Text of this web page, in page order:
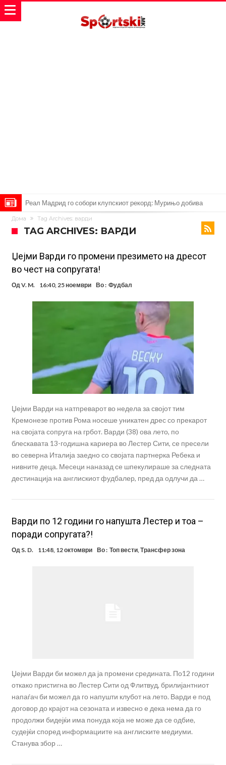
Милан ја доби првата понуда за Леао
Италијански петтолигаш добива неверојатен стадион од 62
Голем удар за Барселона: Херојот на финалето на Светското
првенство сака да замине
Фотографија од авион ги воодушеви навивачите на Реал:
Стигнува во Мадрид за потпис на договор
Потресни сцени на погребот на УФЦ-борец: Шпалир, музика и
аплауз кој ги расплака сите (Видео)
(ВИДЕО) Голема трагедија: Гром усмрти фудбалери, а уште 12 се
Барселона подготвува „кражба на векот“: Деко не беше во
Капитен на познат клуб претепан до смрт пред својот дом – цела
Шпанија „трепери“ поради нешто што се чекаше со недели:
Винисиус Жуниор одлучи!
Дома Tag Archives: варди
TAG ARCHIVES: ВАРДИ
Џејми Варди го промени презимето на дресот
во чест на сопругата!
Од V. M. 16:40, 25 ноември Во : Фудбал
Џејми Варди на натпреварот во недела за својот тим
Кремонезе против Рома носеше уникатен дрес со прекарот
на својата сопруга на грбот. Варди (38) ова лето, по
блескавата 13-годишна кариера во Лестер Сити, се пресели
во северна Италија заедно со својата партнерка Ребека и
нивните деца. Месеци наназад се шпекулираше за следната
дестинација на англискиот фудбалер, пред да одлучи да …
Варди по 12 години го напушта Лестер и тоа –
поради сопругата?!
Од S. D. 11:48, 12 октомври Во : Топ вести,Трансфер зона
Џејми Варди би можел да ја промени средината. По12 години
откако пристигна во Лестер Сити од Флитвуд, брилијантниот
напаѓач би можел да го напушти клубот на лето. Варди е под
договор до крајот на сезоната и извесно е дека нема да го
продолжи бидејќи има понуда која не може да се одбие,
судејќи според информациите на англиските медиуми.
Станува збор …